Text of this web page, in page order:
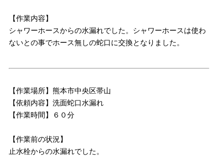
【作業内容】
シャワーホースからの水漏れでした。シャワーホースは使わ
ないとの事でホース無しの蛇口に交換となりました。
【作業場所】熊本市中央区帯山
【依頼内容】洗面蛇口水漏れ
【作業時間】６０分
【作業前の状況】
止水栓からの水漏れでした。